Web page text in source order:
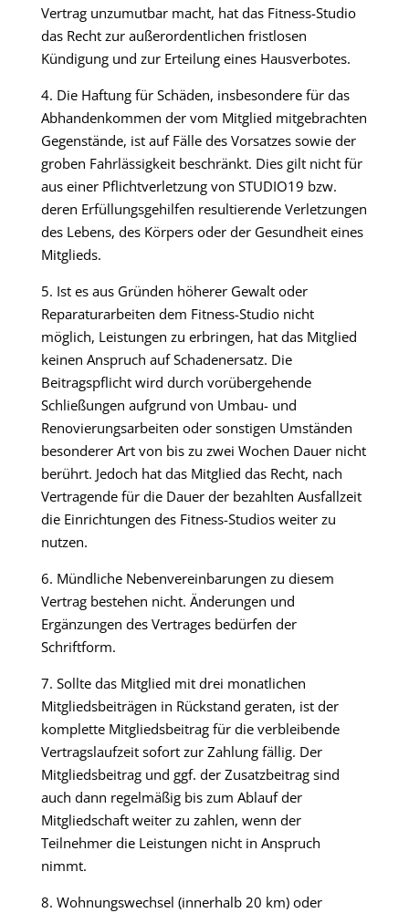
Vertrag unzumutbar macht, hat das Fitness-Studio
das Recht zur außerordentlichen fristlosen
Kündigung und zur Erteilung eines Hausverbotes.
4. Die Haftung für Schäden, insbesondere für das
Abhandenkommen der vom Mitglied mitgebrachten
Gegenstände, ist auf Fälle des Vorsatzes sowie der
groben Fahrlässigkeit beschränkt. Dies gilt nicht für
aus einer Pflichtverletzung von STUDIO19 bzw.
deren Erfüllungsgehilfen resultierende Verletzungen
des Lebens, des Körpers oder der Gesundheit eines
Mitglieds.
5. Ist es aus Gründen höherer Gewalt oder
Reparaturarbeiten dem Fitness-Studio nicht
möglich, Leistungen zu erbringen, hat das Mitglied
keinen Anspruch auf Schadenersatz. Die
Beitragspflicht wird durch vorübergehende
Schließungen aufgrund von Umbau- und
Renovierungsarbeiten oder sonstigen Umständen
besonderer Art von bis zu zwei Wochen Dauer nicht
berührt. Jedoch hat das Mitglied das Recht, nach
Vertragende für die Dauer der bezahlten Ausfallzeit
die Einrichtungen des Fitness-Studios weiter zu
nutzen.
6. Mündliche Nebenvereinbarungen zu diesem
Vertrag bestehen nicht. Änderungen und
Ergänzungen des Vertrages bedürfen der
Schriftform.
7. Sollte das Mitglied mit drei monatlichen
Mitgliedsbeiträgen in Rückstand geraten, ist der
komplette Mitgliedsbeitrag für die verbleibende
Vertragslaufzeit sofort zur Zahlung fällig. Der
Mitgliedsbeitrag und ggf. der Zusatzbeitrag sind
auch dann regelmäßig bis zum Ablauf der
Mitgliedschaft weiter zu zahlen, wenn der
Teilnehmer die Leistungen nicht in Anspruch
nimmt.
8. Wohnungswechsel (innerhalb 20 km) oder